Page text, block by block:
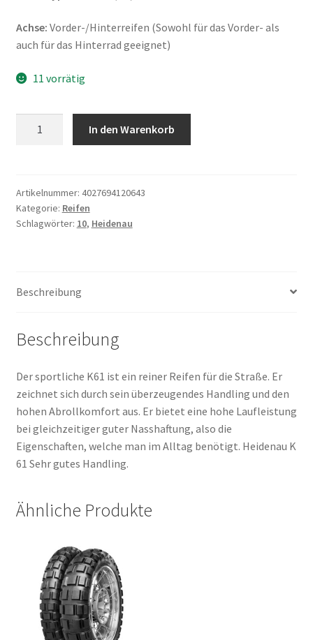
Achse: Vorder-/Hinterreifen (Sowohl für das Vorder- als
auch für das Hinterrad geeignet)
11 vorrätig
-
10
54M
In den Warenkorb
Artikelnummer: 4027694120643
Kategorie: Reifen
Schlagwörter: 10, Heidenau
Beschreibung
Beschreibung
Der sportliche K61 ist ein reiner Reifen für die Straße. Er
zeichnet sich durch sein überzeugendes Handling und den
hohen Abrollkomfort aus. Er bietet eine hohe Laufleistung
bei gleichzeitiger guter Nasshaftung, also die
Eigenschaften, welche man im Alltag benötigt. Heidenau K
61 Sehr gutes Handling.
Ähnliche Produkte